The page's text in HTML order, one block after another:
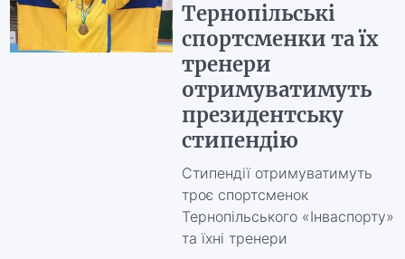
Тернопільські
спортсменки та їх
тренери
отримуватимуть
президентську
стипендію
Стипендії отримуватимуть
троє спортсменок
Тернопільського «Інваспорту»
та їхні тренери